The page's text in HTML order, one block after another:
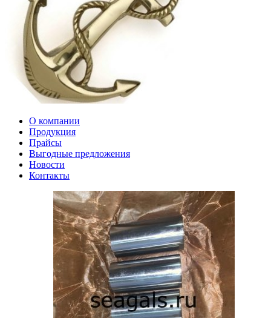
О компании
Продукция
Прайсы
Выгодные предложения
Новости
Контакты